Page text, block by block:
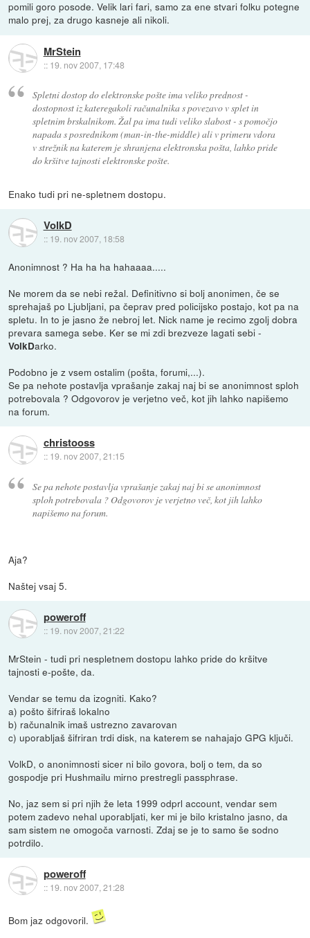
pomili goro posode. Velik lari fari, samo za ene stvari folku potegne
malo prej, za drugo kasneje ali nikoli.
MrStein
:: 19. nov 2007, 17:48
Spletni dostop do elektronske pošte ima veliko prednost -
dostopnost iz kateregakoli računalnika s povezavo v splet in
spletnim brskalnikom. Žal pa ima tudi veliko slabost - s pomočjo
napada s posrednikom (man-in-the-middle) ali v primeru vdora
v strežnik na katerem je shranjena elektronska pošta, lahko pride
do kršitve tajnosti elektronske pošte.
Enako tudi pri ne-spletnem dostopu.
VolkD
:: 19. nov 2007, 18:58
Anonimnost ? Ha ha ha hahaaaa.....
Ne morem da se nebi režal. Definitivno si bolj anonimen, če se
sprehajaš po Ljubljani, pa čeprav pred policijsko postajo, kot pa na
spletu. In to je jasno že nebroj let. Nick name je recimo zgolj dobra
prevara samega sebe. Ker se mi zdi brezveze lagati sebi -
VolkDarko.
Podobno je z vsem ostalim (pošta, forumi,...).
Se pa nehote postavlja vprašanje zakaj naj bi se anonimnost sploh
potrebovala ? Odgovorov je verjetno več, kot jih lahko napišemo
na forum.
christooss
:: 19. nov 2007, 21:15
Se pa nehote postavlja vprašanje zakaj naj bi se anonimnost
sploh potrebovala ? Odgovorov je verjetno več, kot jih lahko
napišemo na forum.
Aja?
Naštej vsaj 5.
poweroff
:: 19. nov 2007, 21:22
MrStein - tudi pri nespletnem dostopu lahko pride do kršitve
tajnosti e-pošte, da.
Vendar se temu da izogniti. Kako?
a) pošto šifriraš lokalno
b) računalnik imaš ustrezno zavarovan
c) uporabljaš šifriran trdi disk, na katerem se nahajajo GPG ključi.
VolkD, o anonimnosti sicer ni bilo govora, bolj o tem, da so
gospodje pri Hushmailu mirno prestregli passphrase.
No, jaz sem si pri njih že leta 1999 odprl account, vendar sem
potem zadevo nehal uporabljati, ker mi je bilo kristalno jasno, da
sam sistem ne omogoča varnosti. Zdaj se je to samo še sodno
potrdilo.
poweroff
:: 19. nov 2007, 21:28
Bom jaz odgovoril.